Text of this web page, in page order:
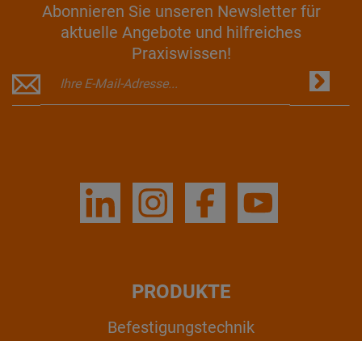
Abonnieren Sie unseren Newsletter für
aktuelle Angebote und hilfreiches
Praxiswissen!
PRODUKTE
Befestigungstechnik